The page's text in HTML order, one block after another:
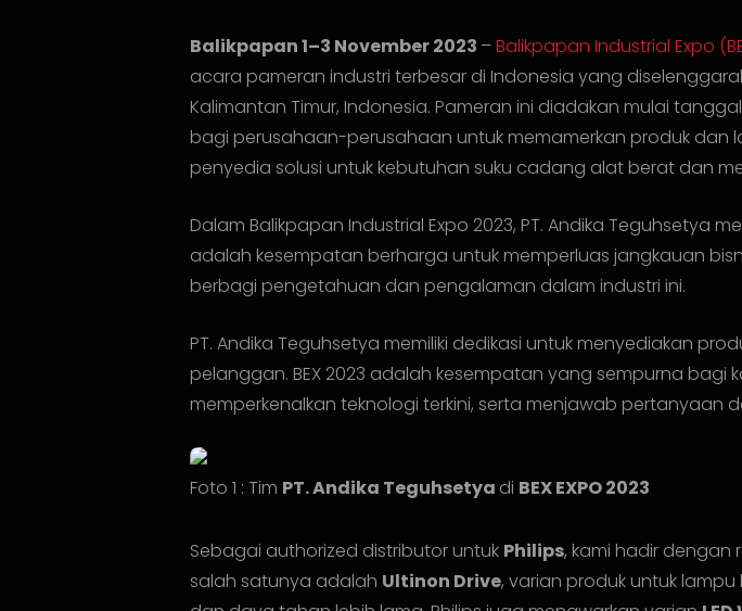
Balikpapan 1–3 November 2023 –Balikpapan Industrial Expo
acara pameran industri terbesar di Indonesia yang
Kalimantan Timur, Indonesia. Pameran ini diadakan mulai
bagi perusahaan-perusahaan untuk memamerkan produk dan
penyedia solusi untuk kebutuhan suku cadang alat berat dan
Dalam Balikpapan Industrial Expo 2023, PT. Andika Teguhsetya
adalah kesempatan berharga untuk memperluas jangkauan
berbagi pengetahuan dan pengalaman dalam industri ini.
PT. Andika Teguhsetya memiliki dedikasi untuk menyediakan
pelanggan. BEX 2023 adalah kesempatan yang sempurna
memperkenalkan teknologi terkini, serta menjawab pertanyaan
Foto 1 : Tim PT. Andika Teguhsetya di BEX EXPO 2023
Sebagai authorized distributor untuk Philips, kami hadir dengan
salah satunya adalah Ultinon Drive, varian produk untuk